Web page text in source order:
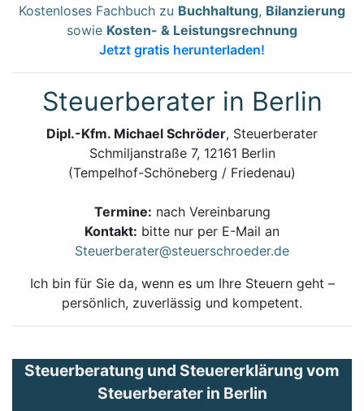
Kostenloses Fachbuch zu Buchhaltung, Bilanzierung
sowie Kosten- & Leistungsrechnung
Jetzt gratis herunterladen!
Steuerberater in Berlin
Dipl.-Kfm. Michael Schröder, Steuerberater
Schmiljanstraße 7, 12161 Berlin
(Tempelhof-Schöneberg / Friedenau)
Termine: nach Vereinbarung
Kontakt: bitte nur per E-Mail an
Steuerberater@steuerschroeder.de
Ich bin für Sie da, wenn es um Ihre Steuern geht –
persönlich, zuverlässig und kompetent.
Steuerberatung und Steuererklärung vom
Steuerberater in Berlin